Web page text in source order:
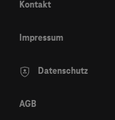
Kontakt
Impressum
Datenschutz
AGB